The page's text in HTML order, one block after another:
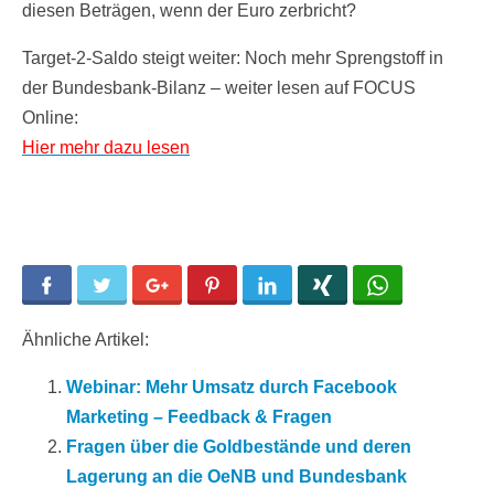
diesen Beträgen, wenn der Euro zerbricht?
Target-2-Saldo steigt weiter: Noch mehr Sprengstoff in
der Bundesbank-Bilanz – weiter lesen auf FOCUS
Online:
Hier mehr dazu lesen
Facebook Twitter Google+ Pinterest LinkedIn
Ähnliche Artikel:
Webinar: Mehr Umsatz durch Facebook
Marketing – Feedback & Fragen
Fragen über die Goldbestände und deren
Lagerung an die OeNB und Bundesbank